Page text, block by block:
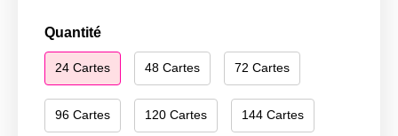
Quantité
24 Cartes 48 Cartes 72 Cartes
96 Cartes 120 Cartes 144 Cartes
quantité
de
Merry
057